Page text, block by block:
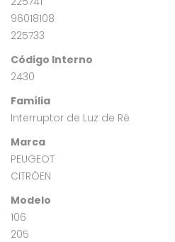
96018108
225733
Código Interno
2430
Família
Interruptor de Luz de Ré
Marca
PEUGEOT
CITRÖEN
Modelo
106
205